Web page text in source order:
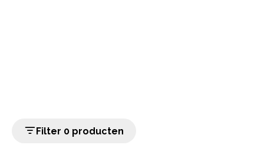
Filter 0 producten